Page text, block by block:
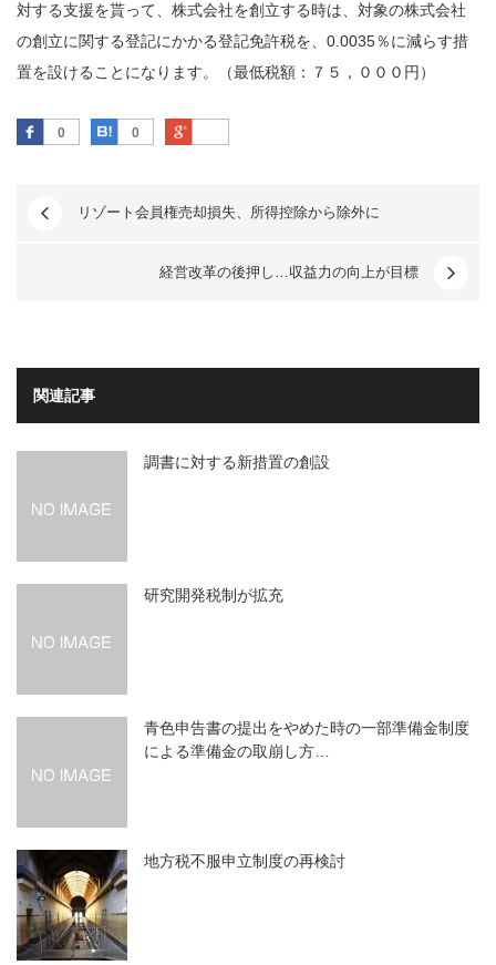
対する支援を貰って、株式会社を創立する時は、対象の株式会社
の創立に関する登記にかかる登記免許税を、0.0035％に減らす措
置を設けることになります。（最低税額：７５，０００円）
0
Facebook 0
はてなブックマーク
リゾート会員権売却損失、所得控除から除外に
経営改革の後押し…収益力の向上が目標
関連記事
調書に対する新措置の創設
研究開発税制が拡充
青色申告書の提出をやめた時の一部準備金制度
による準備金の取崩し方…
地方税不服申立制度の再検討